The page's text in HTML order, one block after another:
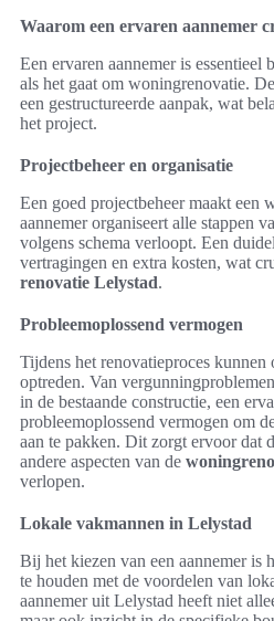
Waarom een ervaren aannemer
Een ervaren aannemer is
als het gaat om woningrenovatie.
een gestructureerde aanpak, wat
het project.
Projectbeheer en organisatie
Een goed projectbeheer maakt een
aannemer organiseert alle stappen
volgens schema verloopt. Een
vertragingen en extra kosten, wat
renovatie Lelystad.
Probleemoplossend vermogen
Tijdens het renovatieproces
optreden. Van
in de bestaande constructie, een
probleemoplossend vermogen om
aan te pakken. Dit zorgt ervoor dat
andere aspecten van de
verlopen.
Lokale vakmannen in Lelystad
Bij het kiezen van een aannemer is
te houden met de voordelen van
aannemer uit Lelystad heeft niet